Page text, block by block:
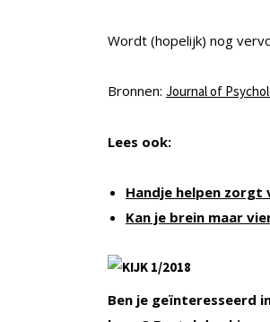
Wordt (hopelijk) nog
Bronnen: Journal of
Lees ook:
Handje helpen
Kan je brein maar
Ben je geïnteresseerd